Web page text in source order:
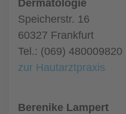
Dermatologie
Speicherstr. 16
60327 Frankfurt
Tel.: (069) 480009820
zur Hautarztpraxis
Berenike Lampert